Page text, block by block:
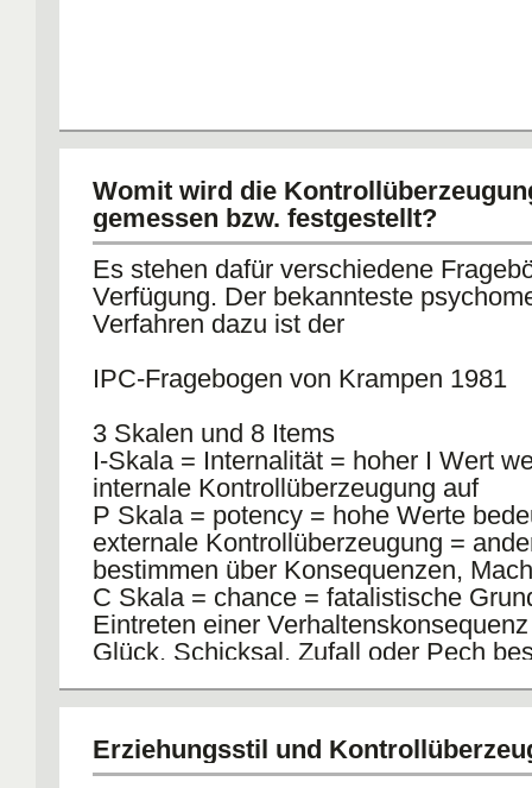
davon ausgeht dass Konsequenzen
Womit wird die
gemessen bzw. festgestellt?
Es stehen dafür verschiedene
Verfügung. Der bekannteste
Verfahren dazu ist der
IPC-Fragebogen von Krampen 1981
3 Skalen und 8 Items
I-Skala = Internalität = hoher I Wert
internale Kontrollüberzeugung auf
P Skala = potency = hohe Werte
externale Kontrollüberzeugung =
bestimmen über Konsequenzen,
C Skala = chance = fatalistische
Eintreten einer
Glück, Schicksal, Zufall oder Pech
Erziehungsstil und